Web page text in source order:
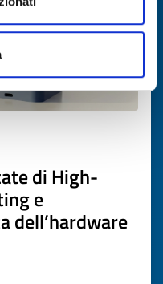
di High-
e
dell’hardware